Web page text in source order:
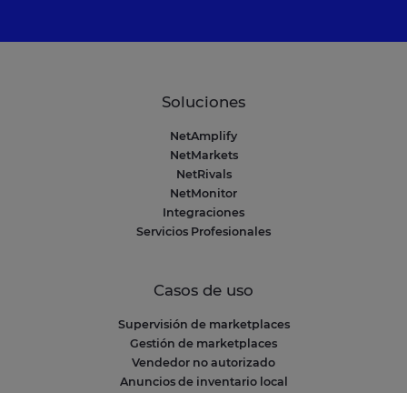
Soluciones
NetAmplify
NetMarkets
NetRivals
NetMonitor
Integraciones
Servicios Profesionales
Casos de uso
Supervisión de marketplaces
Gestión de marketplaces
Vendedor no autorizado
Anuncios de inventario local